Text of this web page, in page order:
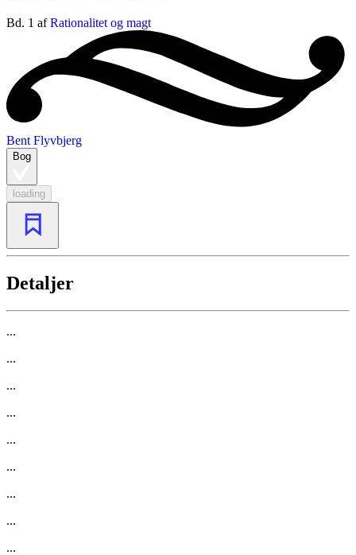
Bd. 1 afRationalitet og magt
Bent Flyvbjerg
Bog
loading
Detaljer
...
...
...
...
...
...
...
...
...